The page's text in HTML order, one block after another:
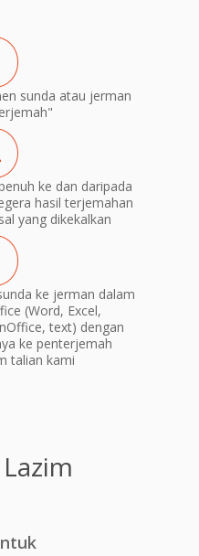
sunda atau jerman
ke dan daripada
hasil terjemahan
yang dikekalkan
ke jerman dalam
(Word, Excel,
text) dengan
ke penterjemah
talian kami